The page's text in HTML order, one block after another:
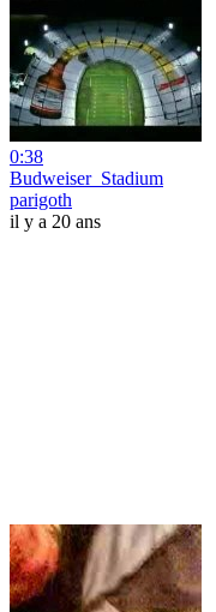
0:38
Budweiser_Stadium
parigoth
il y a 20 ans